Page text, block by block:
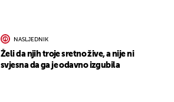
NASLJEDNIK
Želi da njih troje sretno žive, a nije ni
svjesna da ga je odavno izgubila